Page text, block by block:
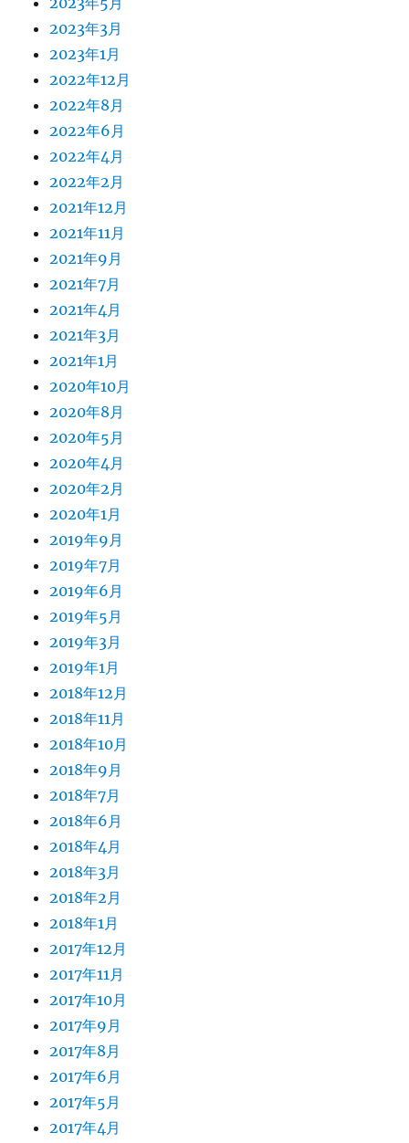
2023年3月
2023年1月
2022年12月
2022年8月
2022年6月
2022年4月
2022年2月
2021年12月
2021年11月
2021年9月
2021年7月
2021年4月
2021年3月
2021年1月
2020年10月
2020年8月
2020年5月
2020年4月
2020年2月
2020年1月
2019年9月
2019年7月
2019年6月
2019年5月
2019年3月
2019年1月
2018年12月
2018年11月
2018年10月
2018年9月
2018年7月
2018年6月
2018年4月
2018年3月
2018年2月
2018年1月
2017年12月
2017年11月
2017年10月
2017年9月
2017年8月
2017年6月
2017年5月
2017年4月